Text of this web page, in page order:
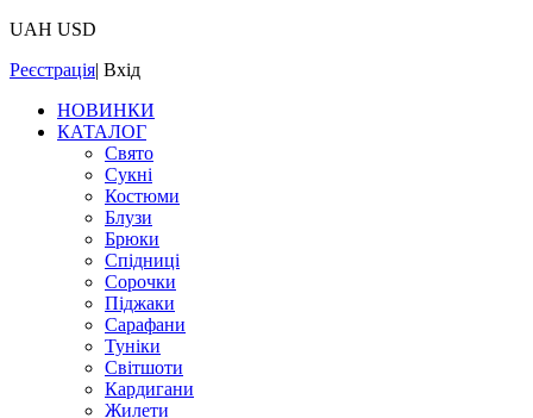
UAH USD
Реєстрація| Вхід
НОВИНКИ
КАТАЛОГ
Свято
Сукні
Костюми
Блузи
Брюки
Спідниці
Сорочки
Піджаки
Сарафани
Туніки
Світшоти
Кардигани
Жилети